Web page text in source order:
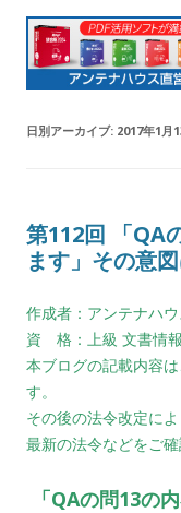
日別アーカイブ: 2017年1月
第112回 「QA
ます」その意
作成者：アンテナハ
資 格：上級 文書情
本ブログの記載内容
す。
その後の法令改定に
最新の法令などをご確
「QAの問13の